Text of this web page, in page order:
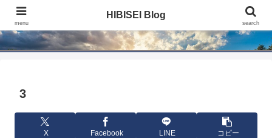
HIBISEI Blog
3
X Facebook LINE コピー
menu
HIBISEI Blog
search